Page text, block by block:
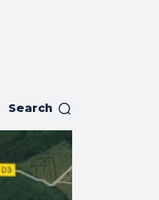
Search